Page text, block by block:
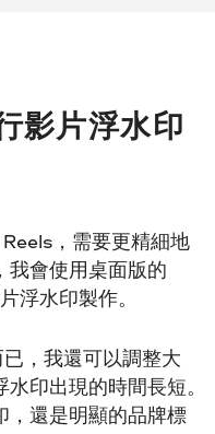
影片浮水印
，需要更精細地
我會使用桌面版的
浮水印製作。
，我還可以調整大
印出現的時間長短。
，還是明顯的品牌標